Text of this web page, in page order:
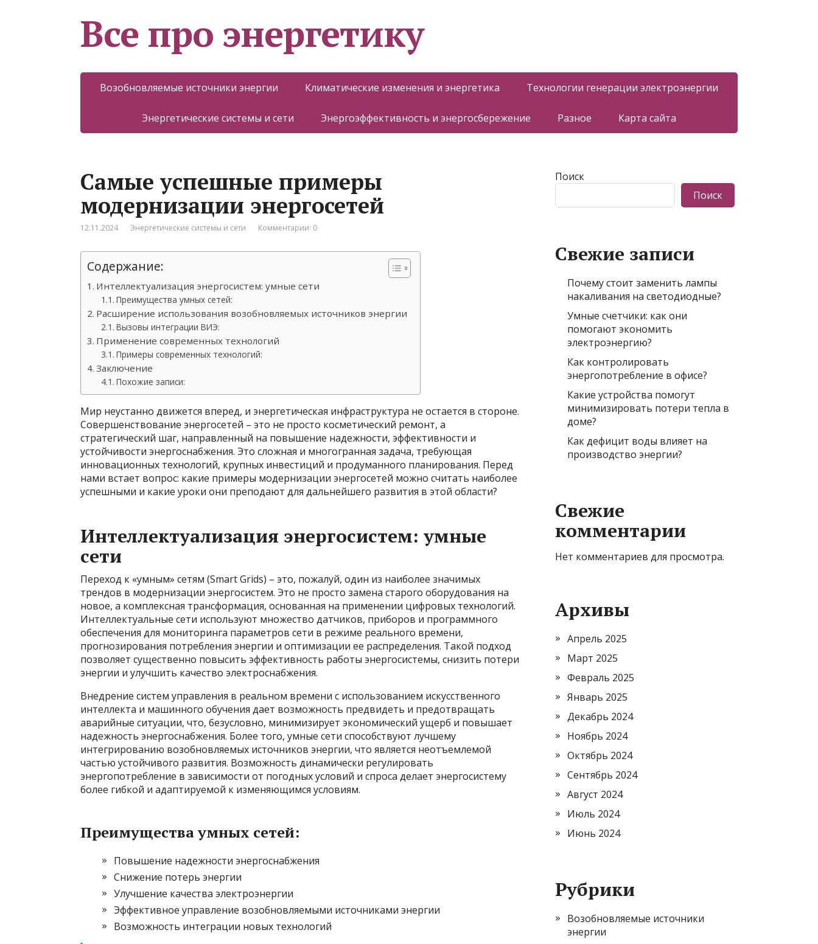
Все про энергетику
Возобновляемые источники энергии Климатические изменения и энергетика Технологии генерации электроэнергии
Энергетические системы и сети Энергоэффективность и энергосбережение Разное Карта сайта
Самые успешные примеры
модернизации энергосетей
12.11.2024 Энергетические системы и сети Комментарии: 0
Содержание:
Интеллектуализация энергосистем: умные сети
Преимущества умных сетей:
Расширение использования возобновляемых источников энергии
Вызовы интеграции ВИЭ:
Применение современных технологий
Примеры современных технологий:
Заключение
Похожие записи:
Мир неустанно движется вперед, и энергетическая инфраструктура не остается в стороне.
Совершенствование энергосетей – это не просто косметический ремонт, а
стратегический шаг, направленный на повышение надежности, эффективности и
устойчивости энергоснабжения. Это сложная и многогранная задача, требующая
инновационных технологий, крупных инвестиций и продуманного планирования. Перед
нами встает вопрос: какие примеры модернизации энергосетей можно считать наиболее
успешными и какие уроки они преподают для дальнейшего развития в этой области?
Интеллектуализация энергосистем: умные
сети
Переход к «умным» сетям (Smart Grids) – это, пожалуй, один из наиболее значимых
трендов в модернизации энергосистем. Это не просто замена старого оборудования на
новое, а комплексная трансформация, основанная на применении цифровых технологий.
Интеллектуальные сети используют множество датчиков, приборов и программного
обеспечения для мониторинга параметров сети в режиме реального времени,
прогнозирования потребления энергии и оптимизации ее распределения. Такой подход
позволяет существенно повысить эффективность работы энергосистемы, снизить потери
энергии и улучшить качество электроснабжения.
Внедрение систем управления в реальном времени с использованием искусственного
интеллекта и машинного обучения дает возможность предвидеть и предотвращать
аварийные ситуации, что, безусловно, минимизирует экономический ущерб и повышает
надежность энергоснабжения. Более того, умные сети способствуют лучшему
интегрированию возобновляемых источников энергии, что является неотъемлемой
частью устойчивого развития. Возможность динамически регулировать
энергопотребление в зависимости от погодных условий и спроса делает энергосистему
более гибкой и адаптируемой к изменяющимся условиям.
Преимущества умных сетей:
Повышение надежности энергоснабжения
Снижение потерь энергии
Улучшение качества электроэнергии
Эффективное управление возобновляемыми источниками энергии
Возможность интеграции новых технологий
Поиск
Поиск
Свежие записи
Почему стоит заменить лампы
накаливания на светодиодные?
Умные счетчики: как они
помогают экономить
электроэнергию?
Как контролировать
энергопотребление в офисе?
Какие устройства помогут
минимизировать потери тепла в
доме?
Как дефицит воды влияет на
производство энергии?
Свежие
комментарии
Нет комментариев для просмотра.
Архивы
Апрель 2025
Март 2025
Февраль 2025
Январь 2025
Декабрь 2024
Ноябрь 2024
Октябрь 2024
Сентябрь 2024
Август 2024
Июль 2024
Июнь 2024
Рубрики
Возобновляемые источники
энергии